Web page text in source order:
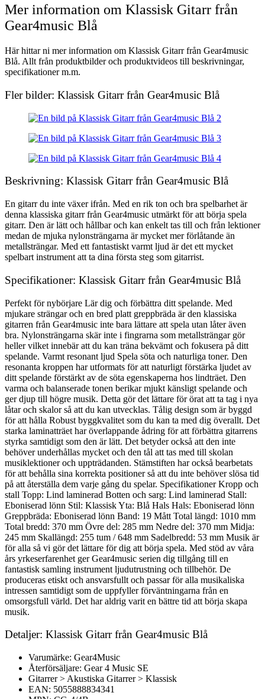
Mer information om Klassisk Gitarr från
Gear4music Blå
Här hittar ni mer information om Klassisk Gitarr från Gear4music
Blå. Allt från produktbilder och produktvideos till beskrivningar,
specifikationer m.m.
Fler bilder: Klassisk Gitarr från Gear4music Blå
Beskrivning: Klassisk Gitarr från Gear4music Blå
En gitarr du inte växer ifrån. Med en rik ton och bra spelbarhet är
denna klassiska gitarr från Gear4music utmärkt för att börja spela
gitarr. Den är lätt och hållbar och kan enkelt tas till och från lektioner
medan de mjuka nylonsträngarna är mycket mer förlåtande än
metallsträngar. Med ett fantastiskt varmt ljud är det ett mycket
spelbart instrument att ta dina första steg som gitarrist.
Specifikationer: Klassisk Gitarr från Gear4music Blå
Perfekt för nybörjare Lär dig och förbättra ditt spelande. Med
mjukare strängar och en bred platt greppbräda är den klassiska
gitarren från Gear4music inte bara lättare att spela utan låter även
bra. Nylonsträngarna skär inte i fingrarna som metallsträngar gör
heller vilket innebär att du kan träna bekvämt och fokusera på ditt
spelande. Varmt resonant ljud Spela söta och naturliga toner. Den
resonanta kroppen har utformats för att naturligt förstärka ljudet av
ditt spelande förstärkt av de söta egenskaperna hos lindträet. Den
varma och balanserade tonen berikar mjukt känsligt spelande och
ger djup till högre musik. Detta gör det lättare för örat att ta tag i nya
låtar och skalor så att du kan utvecklas. Tålig design som är byggd
för att hålla Robust byggkvalitet som du kan ta med dig överallt. Det
starka laminatträet har överlappande ådring för att förbättra gitarrens
styrka samtidigt som den är lätt. Det betyder också att den inte
behöver underhållas mycket och den tål att tas med till skolan
musiklektioner och uppträdanden. Stämstiften har också bearbetats
för att behålla sina korrekta positioner så att du inte behöver slösa tid
på att återställa dem varje gång du spelar. Specifikationer Kropp och
stall Topp: Lind laminerad Botten och sarg: Lind laminerad Stall:
Eboniserad lönn Stil: Klassisk Yta: Blå Hals Hals: Eboniserad lönn
Greppbräda: Eboniserad lönn Band: 19 Mått Total längd: 1010 mm
Total bredd: 370 mm Övre del: 285 mm Nedre del: 370 mm Midja:
245 mm Skallängd: 255 tum / 648 mm Sadelbredd: 53 mm Musik är
för alla så vi gör det lättare för dig att börja spela. Med stöd av våra
års yrkeserfarenhet ger Gear4music serien dig tillgång till en
fantastisk samling instrument ljudutrustning och tillbehör. De
produceras etiskt och ansvarsfullt och passar för alla musikaliska
intressen samtidigt som de uppfyller förväntningarna från en
omsorgsfull värld. Det har aldrig varit en bättre tid att börja skapa
musik.
Detaljer: Klassisk Gitarr från Gear4music Blå
Varumärke: Gear4Music
Återförsäljare: Gear 4 Music SE
Gitarrer > Akustiska Gitarrer > Klassisk
EAN: 5055888834341